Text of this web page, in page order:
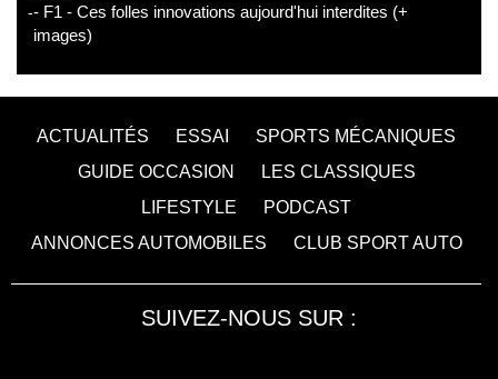
- F1 - Ces folles innovations aujourd'hui interdites (+
images)
ACTUALITÉS ESSAI
SPORTS MÉCANIQUES
GUIDE OCCASION
LES CLASSIQUES
LIFESTYLE
PODCAST
ANNONCES AUTOMOBILES
CLUB SPORT AUTO
SUIVEZ-NOUS SUR :